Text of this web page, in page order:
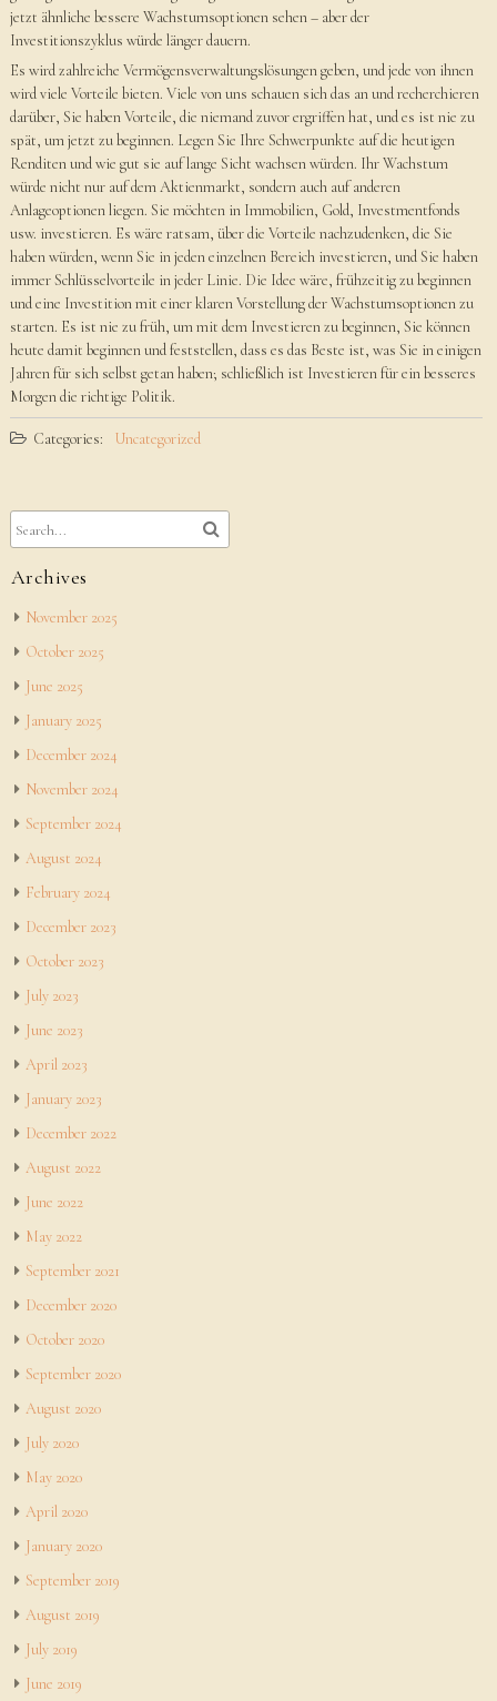
jetzt ähnliche bessere Wachstumsoptionen sehen – aber der
Investitionszyklus würde länger dauern.
Es wird zahlreiche Vermögensverwaltungslösungen geben, und jede von ihnen
wird viele Vorteile bieten. Viele von uns schauen sich das an und recherchieren
darüber, Sie haben Vorteile, die niemand zuvor ergriffen hat, und es ist nie zu
spät, um jetzt zu beginnen. Legen Sie Ihre Schwerpunkte auf die heutigen
Renditen und wie gut sie auf lange Sicht wachsen würden. Ihr Wachstum
würde nicht nur auf dem Aktienmarkt, sondern auch auf anderen
Anlageoptionen liegen. Sie möchten in Immobilien, Gold, Investmentfonds
usw. investieren. Es wäre ratsam, über die Vorteile nachzudenken, die Sie
haben würden, wenn Sie in jeden einzelnen Bereich investieren, und Sie haben
immer Schlüsselvorteile in jeder Linie. Die Idee wäre, frühzeitig zu beginnen
und eine Investition mit einer klaren Vorstellung der Wachstumsoptionen zu
starten. Es ist nie zu früh, um mit dem Investieren zu beginnen, Sie können
heute damit beginnen und feststellen, dass es das Beste ist, was Sie in einigen
Jahren für sich selbst getan haben; schließlich ist Investieren für ein besseres
Morgen die richtige Politik.
Categories: Uncategorized
Archives
November 2025
October 2025
June 2025
January 2025
December 2024
November 2024
September 2024
August 2024
February 2024
December 2023
October 2023
July 2023
June 2023
April 2023
January 2023
December 2022
August 2022
June 2022
May 2022
September 2021
December 2020
October 2020
September 2020
August 2020
July 2020
May 2020
April 2020
January 2020
September 2019
August 2019
July 2019
June 2019